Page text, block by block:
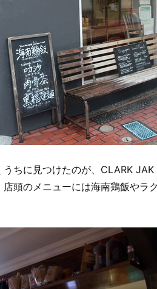
ちに見つけたのが、CLARK
店頭のメニューには海南鶏飯やラ